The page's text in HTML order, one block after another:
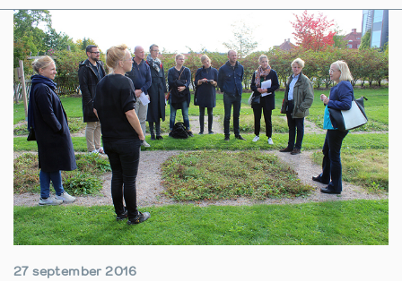
27 september 2016